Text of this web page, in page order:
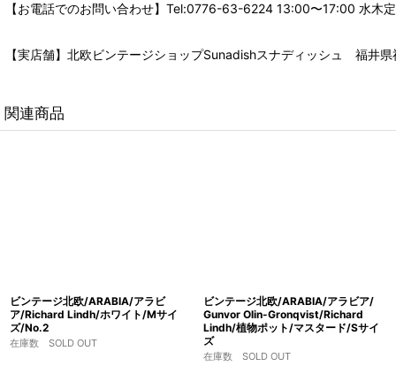
【お電話でのお問い合わせ】Tel:0776-63-6224 13:00〜17:00 水木
【実店舗】北欧ビンテージショップSunadishスナディッシュ 福井
関連商品
ビンテージ北欧/ARABIA/アラビ
ア/Richard Lindh/ホワイト/Mサイ
ズ/No.2
在庫数 SOLD OUT
ビンテージ北欧/ARABIA/アラビア/
Gunvor Olin-Gronqvist/Richard
Lindh/植物ポット/マスタード/Sサイ
ズ
在庫数 SOLD OUT